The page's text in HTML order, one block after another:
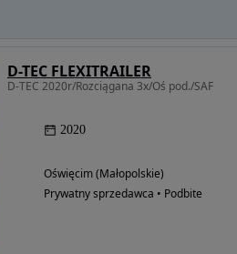
D-TEC FLEXITRAILER
D-TEC 2020r/Rozciągana 3x/Oś pod./SAF
2020
Oświęcim (Małopolskie)
Prywatny sprzedawca • Podbite